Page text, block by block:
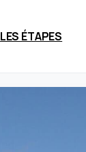
LES ÉTAPES